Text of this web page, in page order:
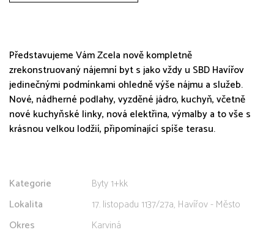
Představujeme Vám Zcela nově kompletně
zrekonstruovaný nájemní byt s jako vždy u SBD Havířov
jedinečnými podmínkami ohledně výše nájmu a služeb.
Nové, nádherné podlahy, vyzděné jádro, kuchyň, včetně
nové kuchyňské linky, nová elektřina, výmalby a to vše s
krásnou velkou lodžií, připomínající spíše terasu.
Kategorie
Byty 1+kk
Lokalita
17. listopadu 1137/27a, Havířov - Město
Okres
Karviná